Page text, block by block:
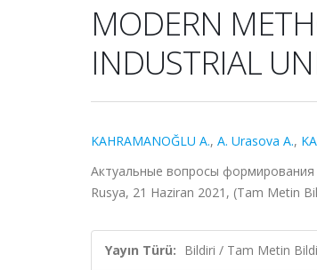
MODERN
INDUSTRIAL
KAHRAMANOĞLU A., A. Urasova A.,
Актуальные вопросы формирования
Rusya, 21 Haziran 2021, (Tam Metin
Yayın Türü: Bildiri / Tam Metin